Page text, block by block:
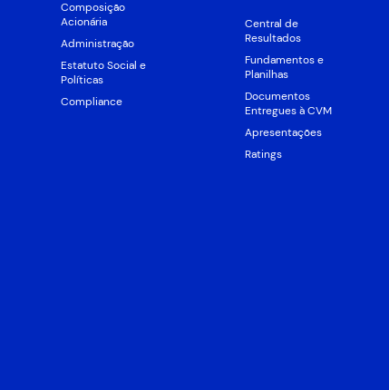
Composição
Acionária
Administração
Estatuto Social e
Políticas
Compliance
Central de
Resultados
Fundamentos e
Planilhas
Documentos
Entregues à CVM
Apresentações
Ratings